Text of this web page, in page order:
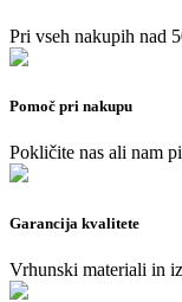
Pri vseh nakupih nad
Pomoč pri nakupu
Pokličite nas ali nam
Garancija kvalitete
Vrhunski materiali in